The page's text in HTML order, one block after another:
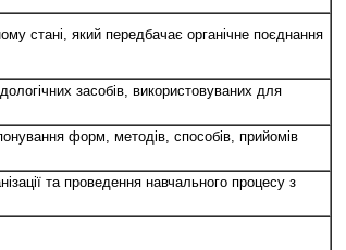
стані, який передбачає органічне поєднання
засобів, використовуваних для
форм, методів, способів, прийомів
та проведення навчального процесу з